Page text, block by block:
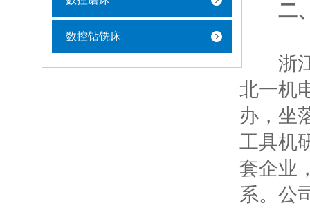
数控钻铣床
二
浙江北
北一机
办，坐
工具机
套企业
系。公